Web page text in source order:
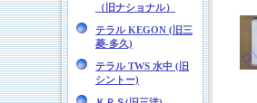
（旧ナショナル）
テラル KEGON (旧三
菱-多久)
テラル TWS 水中 (旧
シントー)